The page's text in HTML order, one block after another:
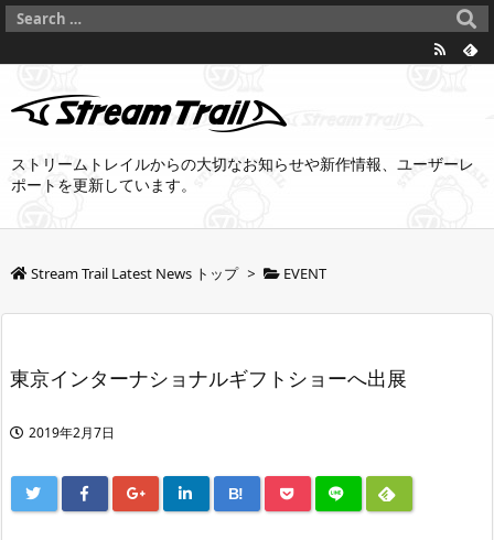
ストリームトレイルからの大切なお知らせや新作情報、ユーザーレ
ポートを更新しています。
Stream Trail Latest News トップ > EVENT
東京インターナショナルギフトショーへ出展
2019年2月7日
B!